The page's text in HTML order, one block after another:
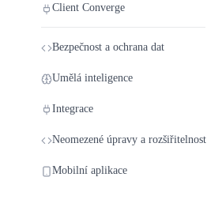
Client Converge
Bezpečnost a ochrana dat
Umělá inteligence
Integrace
Neomezené úpravy a rozšiřitelnost
Mobilní aplikace